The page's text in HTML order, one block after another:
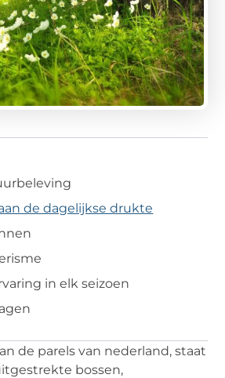
de dagelijkse drukte
in elk seizoen
de parels van nederland, staat
bossen,